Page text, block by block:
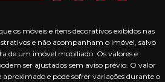
os móveis e itens decorativos exibidos nas
e não acompanham o imóvel, salvo
de um imóvel mobiliado. Os valores e
ser ajustados sem aviso prévio. O valor
e pode sofrer variações durante o